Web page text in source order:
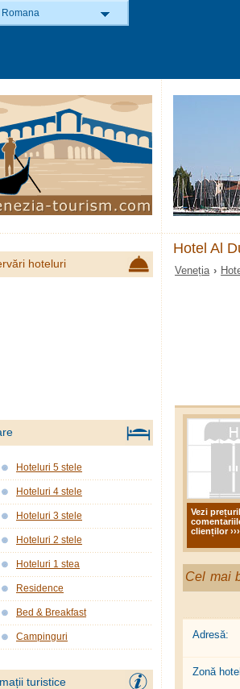
Hotel Al
Veneția ›
Vezi
clienților ›››
Cel mai
Adresă:
Zonă
hoteluri
Hoteluri 5 stele
Hoteluri 4 stele
Hoteluri 3 stele
Hoteluri 2 stele
Hoteluri 1 stea
Residence
Bed & Breakfast
Campinguri
turistice
Romana